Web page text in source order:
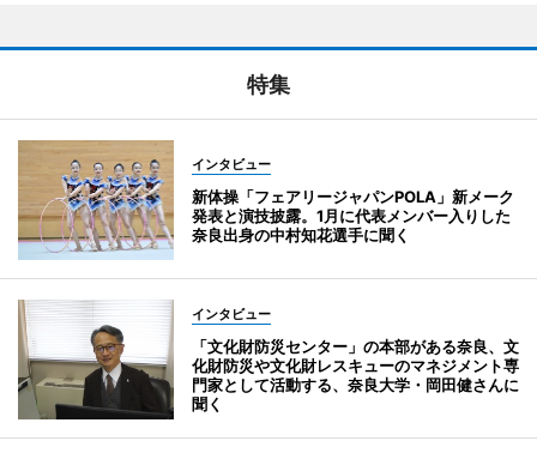
特集
インタビュー
新体操「フェアリージャパンPOLA」新メーク
発表と演技披露。1月に代表メンバー入りした
奈良出身の中村知花選手に聞く
インタビュー
「文化財防災センター」の本部がある奈良、文
化財防災や文化財レスキューのマネジメント専
門家として活動する、奈良大学・岡田健さんに
聞く